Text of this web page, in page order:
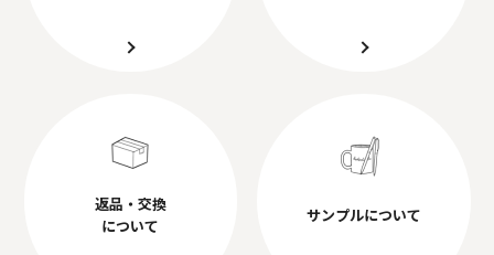
返品・交換
について
サンプルについて